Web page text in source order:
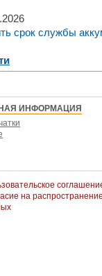
срок службы
ИНФОРМАЦИЯ
на